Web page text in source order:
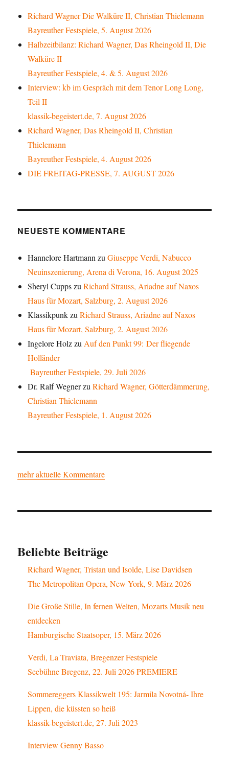
Richard Wagner Die Walküre II, Christian Thielemann
Bayreuther Festspiele, 5. August 2026
Halbzeitbilanz: Richard Wagner, Das Rheingold II, Die
Walküre II
Bayreuther Festspiele, 4. & 5. August 2026
Interview: kb im Gespräch mit dem Tenor Long Long,
Teil II
klassik-begeistert.de, 7. August 2026
Richard Wagner, Das Rheingold II, Christian
Thielemann
Bayreuther Festspiele, 4. August 2026
DIE FREITAG-PRESSE, 7. AUGUST 2026
NEUESTE KOMMENTARE
Hannelore Hartmann zuGiuseppe Verdi, Nabucco
Neuinszenierung, Arena di Verona, 16. August 2025
Sheryl CuppszuRichard Strauss, Ariadne auf Naxos
Haus für Mozart, Salzburg, 2. August 2026
KlassikpunkzuRichard Strauss, Ariadne auf Naxos
Haus für Mozart, Salzburg, 2. August 2026
Ingelore Holzzu Auf den Punkt 99: Der fliegende
Holländer
Bayreuther Festspiele, 29. Juli 2026
Dr. Ralf WegnerzuRichard Wagner, Götterdämmerung,
Christian Thielemann
Bayreuther Festspiele, 1. August 2026
mehr aktuelle Kommentare
Beliebte Beiträge
Richard Wagner, Tristan und Isolde, Lise Davidsen
The Metropolitan Opera, New York, 9. März 2026
Die Große Stille, In fernen Welten, Mozarts Musik neu
entdecken
Hamburgische Staatsoper, 15. März 2026
Verdi, La Traviata, Bregenzer Festspiele
Seebühne Bregenz, 22. Juli 2026 PREMIERE
Sommereggers Klassikwelt 195: Jarmila Novotná- Ihre
Lippen, die küssten so heiß
klassik-begeistert.de, 27. Juli 2023
Interview Genny Basso